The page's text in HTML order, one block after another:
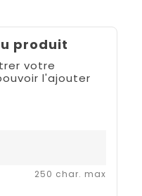
produit
votre
l'ajouter
250 char. max